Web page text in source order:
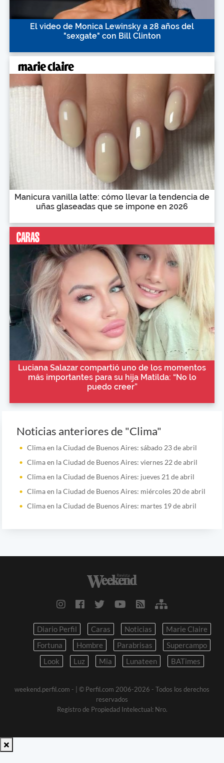
El video de Monica Lewinsky a 28 años del
"sexgate" con Bill Clinton
Manicura vanilla latte: cómo llevar la tendencia de
uñas glaseadas que se impone en 2026
Luciana Salazar compartió uno de los momentos
más importantes para su hija Matilda: “No lo
puedo creer”
Noticias anteriores de "Clima"
Clima en la Ciudad de Buenos Aires: sábado 23 de abril
Clima en la Ciudad de Buenos Aires: viernes 22 de abril
Clima en la Ciudad de Buenos Aires: jueves 21 de abril
Clima en la Ciudad de Buenos Aires: miércoles 20 de abril
Clima en la Ciudad de Buenos Aires: martes 19 de abril
Diario Perfil Caras Noticias
Marie Claire
Fortuna
Hombre Parabrisas
Supercampo
Look
Luz Mia Lunateen BATimes
weekend.perfil.com -
| © Perfil.com 2006-2026 - Todos los derechos
reservados
Registro de Propiedad Intelectual: Nro.